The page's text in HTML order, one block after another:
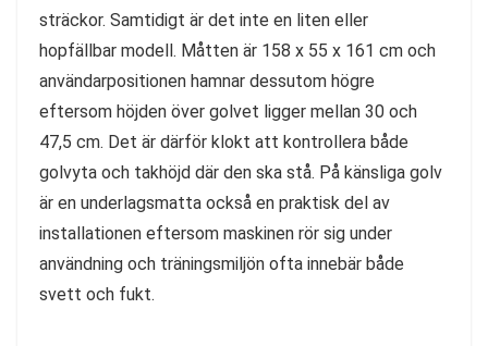
sträckor. Samtidigt är det inte en liten eller
hopfällbar modell. Måtten är 158 x 55 x 161 cm och
användarpositionen hamnar dessutom högre
eftersom höjden över golvet ligger mellan 30 och
47,5 cm. Det är därför klokt att kontrollera både
golvyta och takhöjd där den ska stå. På känsliga golv
är en underlagsmatta också en praktisk del av
installationen eftersom maskinen rör sig under
användning och träningsmiljön ofta innebär både
svett och fukt.